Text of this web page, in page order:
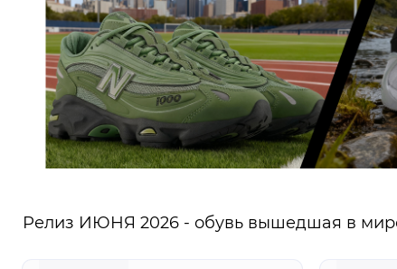
Релиз ИЮНЯ 2026 - обувь вышедшая в